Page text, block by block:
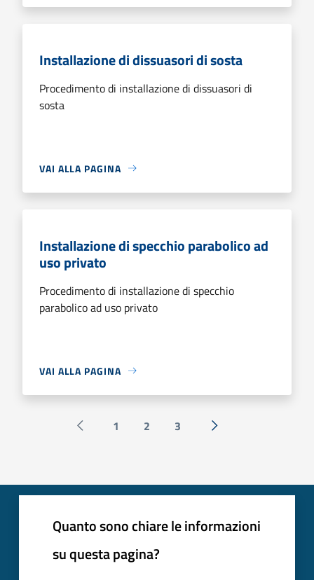
Installazione di dissuasori di sosta
Procedimento di installazione di dissuasori di
sosta
VAI ALLA PAGINA
Installazione di specchio parabolico ad
uso privato
Procedimento di installazione di specchio
parabolico ad uso privato
VAI ALLA PAGINA
Pagina precedente
1 2 3 Successiva »
Quanto sono chiare le informazioni
su questa pagina?